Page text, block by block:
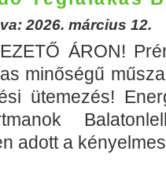
2026. március 12.
ÁRON!
minőségű
ütemezés!
adott a